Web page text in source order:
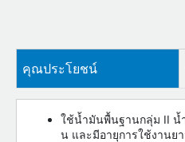
คุณประโยชน์
ใช้น้ำมันพื้นฐานกลุ่ม II น้
น และมีอายุการใช้งานย